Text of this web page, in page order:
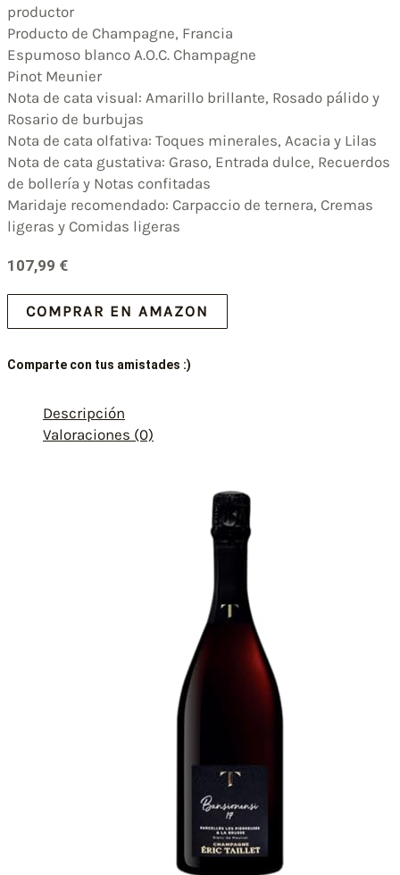
productor
Producto de Champagne, Francia
Espumoso blanco A.O.C. Champagne
Pinot Meunier
Nota de cata visual: Amarillo brillante, Rosado pálido y
Rosario de burbujas
Nota de cata olfativa: Toques minerales, Acacia y Lilas
Nota de cata gustativa: Graso, Entrada dulce, Recuerdos
de bollería y Notas confitadas
Maridaje recomendado: Carpaccio de ternera, Cremas
ligeras y Comidas ligeras
107,99 €
COMPRAR EN AMAZON
Comparte con tus amistades :)
Descripción
Valoraciones (0)